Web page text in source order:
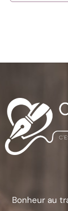
Bonheur au